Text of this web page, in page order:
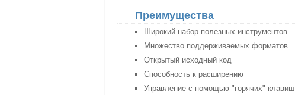
Преимущества
Широкий набор полезных инструментов
Множество поддерживаемых форматов
Открытый исходный код
Способность к расширению
Управление с помощью "горячих" клавиш